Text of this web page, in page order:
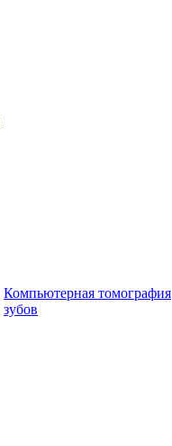
Компьютерная томография
зубов